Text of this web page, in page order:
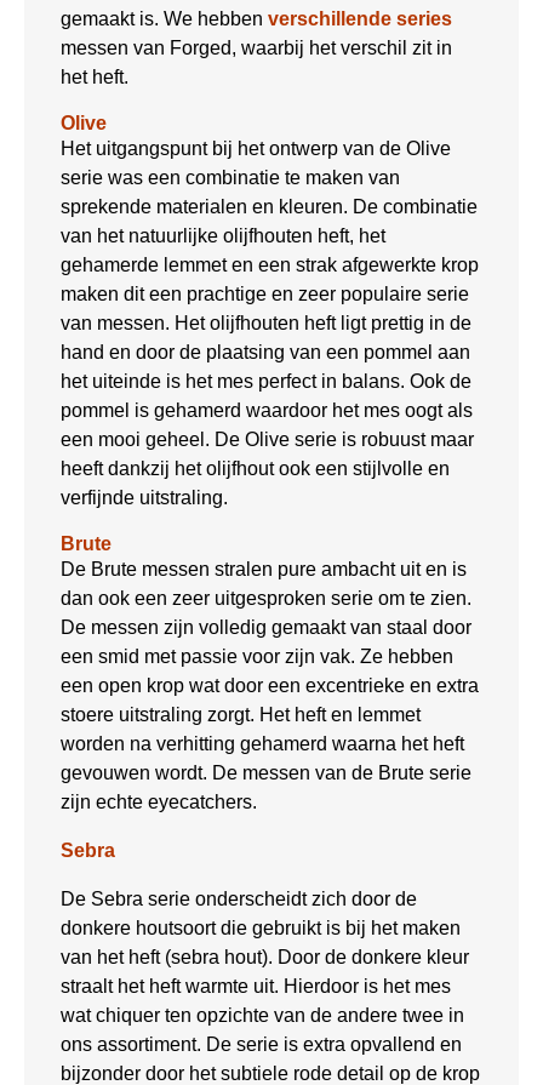
gemaakt is. We hebben verschillende series
messen van Forged, waarbij het verschil zit in
het heft.
Olive
Het uitgangspunt bij het ontwerp van de Olive
serie was een combinatie te maken van
sprekende materialen en kleuren. De combinatie
van het natuurlijke olijfhouten heft, het
gehamerde lemmet en een strak afgewerkte krop
maken dit een prachtige en zeer populaire serie
van messen. Het olijfhouten heft ligt prettig in de
hand en door de plaatsing van een pommel aan
het uiteinde is het mes perfect in balans. Ook de
pommel is gehamerd waardoor het mes oogt als
een mooi geheel. De Olive serie is robuust maar
heeft dankzij het olijfhout ook een stijlvolle en
verfijnde uitstraling.
Brute
De Brute messen stralen pure ambacht uit en is
dan ook een zeer uitgesproken serie om te zien.
De messen zijn volledig gemaakt van staal door
een smid met passie voor zijn vak. Ze hebben
een open krop wat door een excentrieke en extra
stoere uitstraling zorgt. Het heft en lemmet
worden na verhitting gehamerd waarna het heft
gevouwen wordt. De messen van de Brute serie
zijn echte eyecatchers.
Sebra
De Sebra serie onderscheidt zich door de
donkere houtsoort die gebruikt is bij het maken
van het heft (sebra hout). Door de donkere kleur
straalt het heft warmte uit. Hierdoor is het mes
wat chiquer ten opzichte van de andere twee in
ons assortiment. De serie is extra opvallend en
bijzonder door het subtiele rode detail op de krop